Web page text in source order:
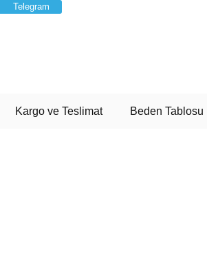
Telegram
Kargo ve Teslimat Beden Tablosu